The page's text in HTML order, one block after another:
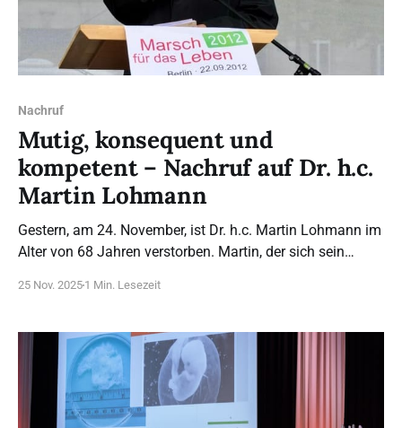
Nachruf
Mutig, konsequent und
kompetent – Nachruf auf Dr. h.c.
Martin Lohmann
Gestern, am 24. November, ist Dr. h.c. Martin Lohmann im
Alter von 68 Jahren verstorben. Martin, der sich sein
gewählt und hatte das Amt bis zum Frühjahr 2017 inne.
25 Nov. 2025 1 Min. Lesezeit